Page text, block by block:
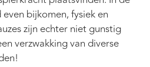
bijkomen, fysiek en
zijn echter niet gunstig
verzwakking van diverse